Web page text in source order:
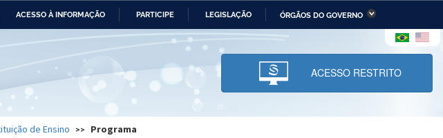
ACESSO À INFORMAÇÃO PARTICIPE LEGISLAÇÃO ÓRGÃOS DO GOVERNO
das Relações Ministério da Economia Ministério da Infraestrutura
Ministério da Ciência,
Tecnologia, Inovações e
Comunicações
e dos Direitos Humanos
ACESSO RESTRITO
de Ensino Programa